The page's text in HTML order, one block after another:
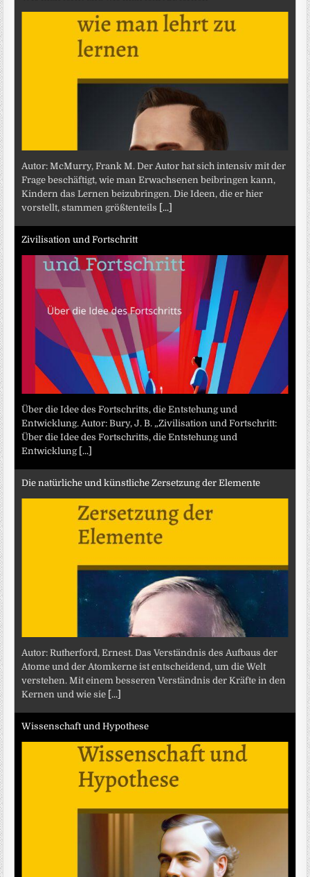
Autor: McMurry, Frank M. Der Autor hat sich intensiv mit der
Frage beschäftigt, wie man Erwachsenen beibringen kann,
Kindern das Lernen beizubringen. Die Ideen, die er hier
vorstellt, stammen größtenteils [...]
Zivilisation und Fortschritt
Über die Idee des Fortschritts, die Entstehung und
Entwicklung. Autor: Bury, J. B. „Zivilisation und Fortschritt:
Über die Idee des Fortschritts, die Entstehung und
Entwicklung [...]
Die natürliche und künstliche Zersetzung der Elemente
Autor: Rutherford, Ernest. Das Verständnis des Aufbaus der
Atome und der Atomkerne ist entscheidend, um die Welt
verstehen. Mit einem besseren Verständnis der Kräfte in den
Kernen und wie sie [...]
Wissenschaft und Hypothese